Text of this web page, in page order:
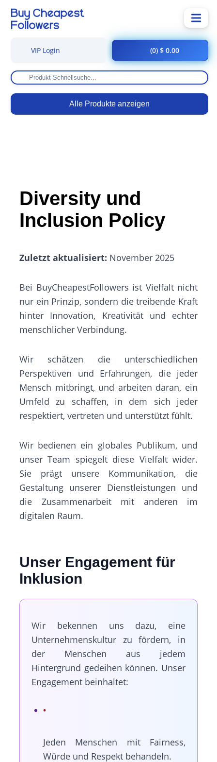
Alle Produkte anzeigen
VIP Login (0) $ 0.00
Diversity und
Inclusion Policy
Zuletzt aktualisiert: November 2025
Bei BuyCheapestFollowers ist Vielfalt nicht
nur ein Prinzip, sondern die treibende Kraft
hinter Innovation, Kreativität und echter
menschlicher Verbindung.
Wir schätzen die unterschiedlichen
Perspektiven und Erfahrungen, die jeder
Mensch mitbringt, und arbeiten daran, ein
Umfeld zu schaffen, in dem sich jeder
respektiert, vertreten und unterstützt fühlt.
Wir bedienen ein globales Publikum, und
unser Team spiegelt diese Vielfalt wider.
Sie prägt unsere Kommunikation, die
Gestaltung unserer Dienstleistungen und
die Zusammenarbeit mit anderen im
digitalen Raum.
Unser Engagement für
Inklusion
Wir bekennen uns dazu, eine
Unternehmenskultur zu fördern, in
der Menschen aus jedem
Hintergrund gedeihen können. Unser
Engagement beinhaltet:
Jeden Menschen mit Fairness,
Würde und Respekt behandeln.